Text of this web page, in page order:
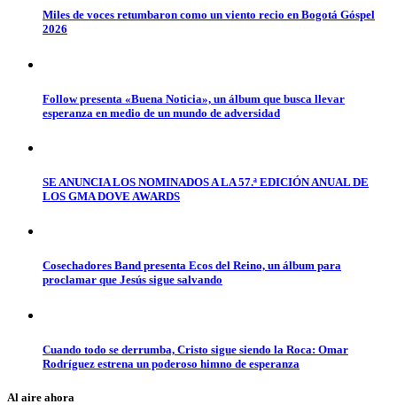
Miles de voces retumbaron como un viento recio en Bogotá Góspel
2026
Follow presenta «Buena Noticia», un álbum que busca llevar
esperanza en medio de un mundo de adversidad
SE ANUNCIA LOS NOMINADOS A LA 57.ª EDICIÓN ANUAL DE
LOS GMA DOVE AWARDS
Cosechadores Band presenta Ecos del Reino, un álbum para
proclamar que Jesús sigue salvando
Cuando todo se derrumba, Cristo sigue siendo la Roca: Omar
Rodríguez estrena un poderoso himno de esperanza
Al aire ahora